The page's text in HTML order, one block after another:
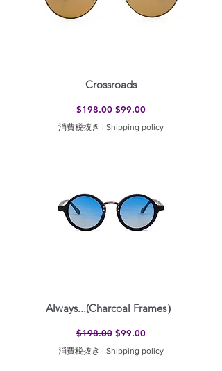
Crossroads
通常価格
$198.00 セール価格
$99.00
消費税抜き | Shipping policy
Always...(Charcoal Frames）
通常価格
$198.00 セール価格
$99.00
消費税抜き | Shipping policy